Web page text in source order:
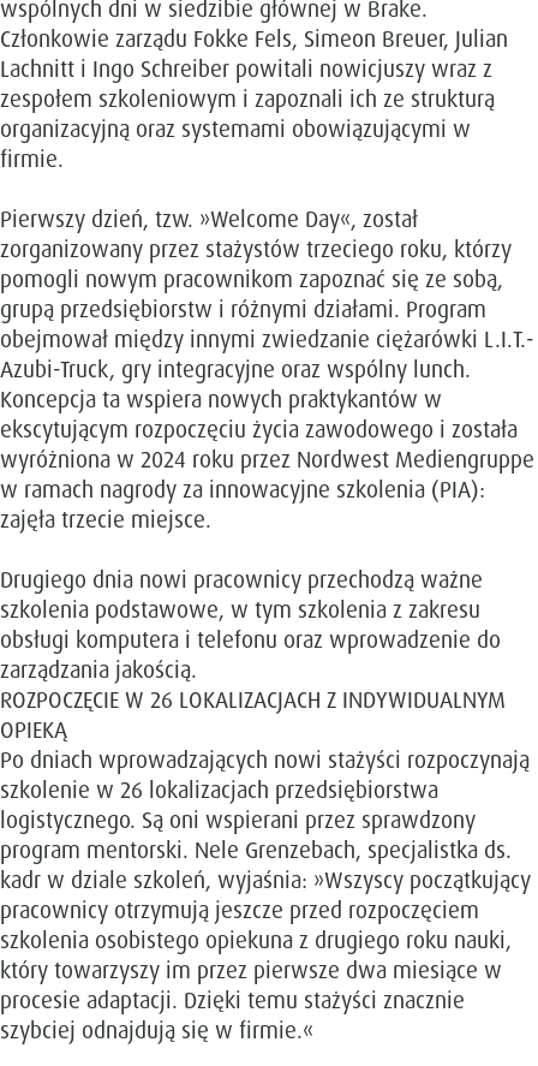
wspólnych dni w siedzibie głównej w Brake.
Członkowie zarządu Fokke Fels, Simeon Breuer, Julian
Lachnitt i Ingo Schreiber powitali nowicjuszy wraz z
zespołem szkoleniowym i zapoznali ich ze strukturą
organizacyjną oraz systemami obowiązującymi w
firmie.
Pierwszy dzień, tzw. »Welcome Day«, został
zorganizowany przez stażystów trzeciego roku, którzy
pomogli nowym pracownikom zapoznać się ze sobą,
grupą przedsiębiorstw i różnymi działami. Program
obejmował między innymi zwiedzanie ciężarówki L.I.T.-
Azubi-Truck, gry integracyjne oraz wspólny lunch.
Koncepcja ta wspiera nowych praktykantów w
ekscytującym rozpoczęciu życia zawodowego i została
wyróżniona w 2024 roku przez Nordwest Mediengruppe
w ramach nagrody za innowacyjne szkolenia (PIA):
zajęła trzecie miejsce.
Drugiego dnia nowi pracownicy przechodzą ważne
szkolenia podstawowe, w tym szkolenia z zakresu
obsługi komputera i telefonu oraz wprowadzenie do
zarządzania jakością.
ROZPOCZĘCIE W 26 LOKALIZACJACH Z INDYWIDUALNYM
OPIEKĄ
Po dniach wprowadzających nowi stażyści rozpoczynają
szkolenie w 26 lokalizacjach przedsiębiorstwa
logistycznego. Są oni wspierani przez sprawdzony
program mentorski. Nele Grenzebach, specjalistka ds.
kadr w dziale szkoleń, wyjaśnia: »Wszyscy początkujący
pracownicy otrzymują jeszcze przed rozpoczęciem
szkolenia osobistego opiekuna z drugiego roku nauki,
który towarzyszy im przez pierwsze dwa miesiące w
procesie adaptacji. Dzięki temu stażyści znacznie
szybciej odnajdują się w firmie.«